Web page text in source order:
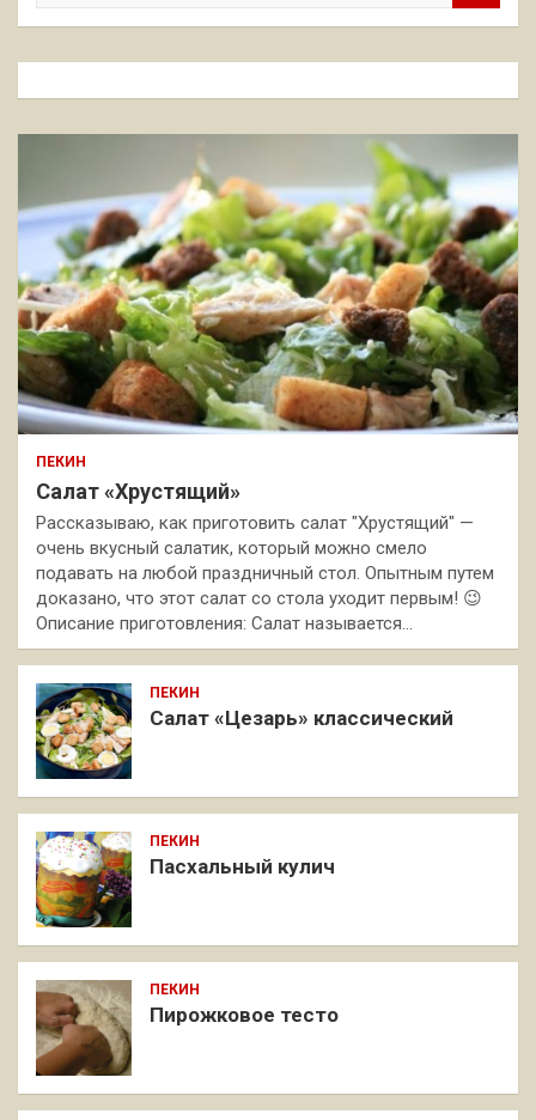
к
ПЕКИН
Салат «Хрустящий»
Рассказываю, как приготовить салат "Хрустящий" —
очень вкусный салатик, который можно смело
подавать на любой праздничный стол. Опытным путем
доказано, что этот салат со стола уходит первым! 😉
Описание приготовления: Салат называется…
ПЕКИН
Салат «Цезарь» классический
ПЕКИН
Пасхальный кулич
ПЕКИН
Пирожковое тесто